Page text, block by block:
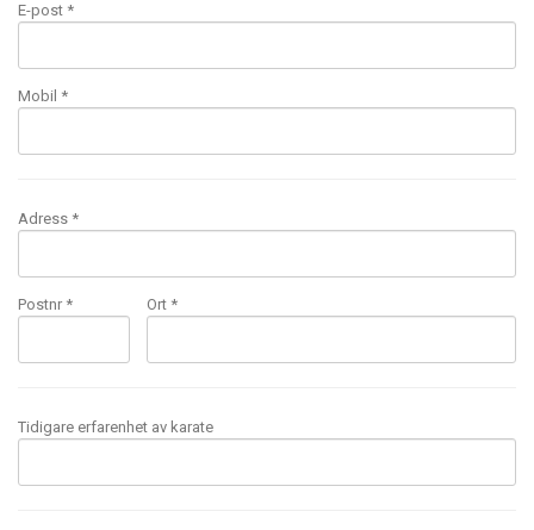
E-post *
Mobil *
Adress *
Postnr * Ort *
Tidigare erfarenhet av karate